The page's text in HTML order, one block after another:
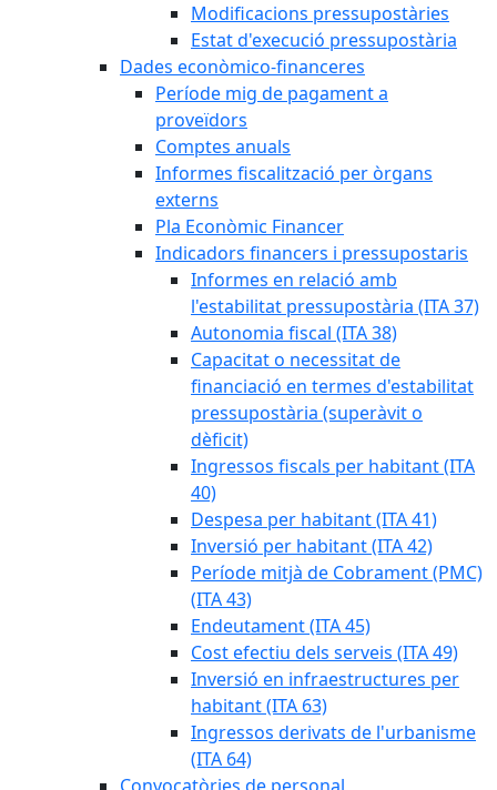
Modificacions pressupostàries
Estat d'execució pressupostària
Dades econòmico-financeres
Període mig de pagament a
proveïdors
Comptes anuals
Informes fiscalització per òrgans
externs
Pla Econòmic Financer
Indicadors financers i pressupostaris
Informes en relació amb
l'estabilitat pressupostària (ITA 37)
Autonomia fiscal (ITA 38)
Capacitat o necessitat de
financiació en termes d'estabilitat
pressupostària (superàvit o
dèficit)
Ingressos fiscals per habitant (ITA
40)
Despesa per habitant (ITA 41)
Inversió per habitant (ITA 42)
Període mitjà de Cobrament (PMC)
(ITA 43)
Endeutament (ITA 45)
Cost efectiu dels serveis (ITA 49)
Inversió en infraestructures per
habitant (ITA 63)
Ingressos derivats de l'urbanisme
(ITA 64)